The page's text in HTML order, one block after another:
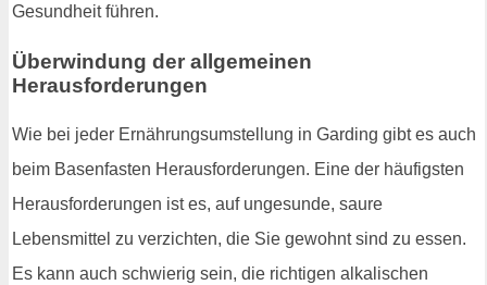
Gesundheit führen.
Überwindung der allgemeinen
Herausforderungen
Wie bei jeder Ernährungsumstellung in Garding gibt es auch
beim Basenfasten Herausforderungen. Eine der häufigsten
Herausforderungen ist es, auf ungesunde, saure
Lebensmittel zu verzichten, die Sie gewohnt sind zu essen.
Es kann auch schwierig sein, die richtigen alkalischen